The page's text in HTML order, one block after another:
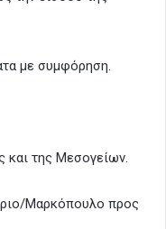
με συμφόρηση.
και της Μεσογείων.
Μαρκόπουλο προς